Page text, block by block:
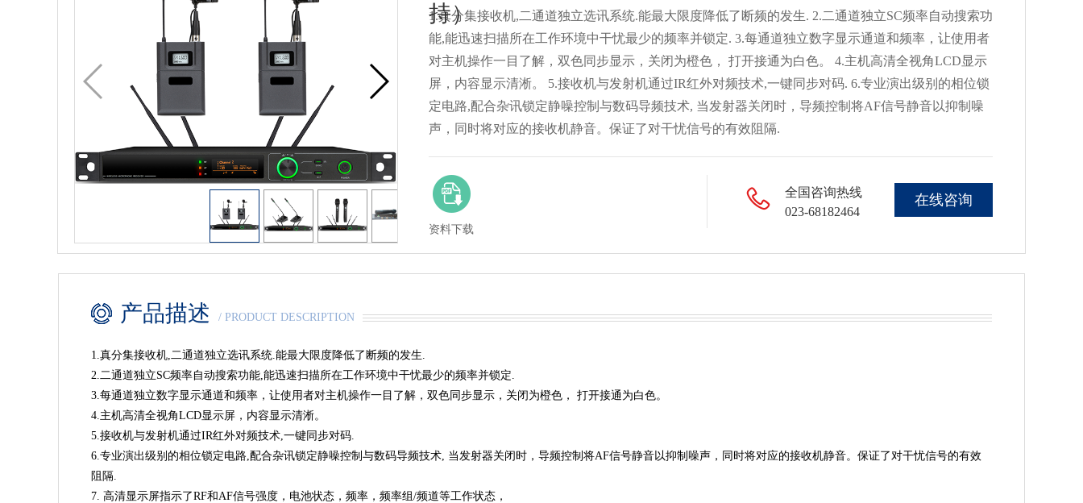
持）
1.真分集接收机,二通道独立选讯系统.能最大限度降低了断频的发生. 2.二通道独立SC频率自动搜索功
能,能迅速扫描所在工作环境中干忧最少的频率并锁定. 3.每通道独立数字显示通道和频率，让使用者
对主机操作一目了解，双色同步显示，关闭为橙色， 打开接通为白色。 4.主机高清全视角LCD显示
屏，内容显示清淅。 5.接收机与发射机通过IR红外对频技术,一键同步对码. 6.专业演出级别的相位锁
定电路,配合杂讯锁定静噪控制与数码导频技术, 当发射器关闭时，导频控制将AF信号静音以抑制噪
声，同时将对应的接收机静音。保证了对干忧信号的有效阻隔.
资料下载
全国咨询热线
023-68182464
在线咨询
产品描述 / PRODUCT DESCRIPTION
1.真分集接收机,二通道独立选讯系统.能最大限度降低了断频的发生.
2.二通道独立SC频率自动搜索功能,能迅速扫描所在工作环境中干忧最少的频率并锁定.
3.每通道独立数字显示通道和频率，让使用者对主机操作一目了解，双色同步显示，关闭为橙色， 打开接通为白色。
4.主机高清全视角LCD显示屏，内容显示清淅。
5.接收机与发射机通过IR红外对频技术,一键同步对码.
6.专业演出级别的相位锁定电路,配合杂讯锁定静噪控制与数码导频技术, 当发射器关闭时，导频控制将AF信号静音以抑制噪声，同时将对应的接收机静音。保证了对干忧信号的有效
阻隔.
7. 高清显示屏指示了RF和AF信号强度，电池状态，频率，频率组/频道等工作状态，